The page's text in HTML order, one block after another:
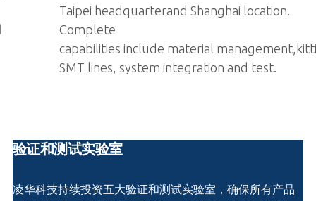
Taipei headquarterand Shanghai location.
Complete
capabilities include material management,kitting,
SMT lines, system integration and test.
验证和测试实验室
凌华科技持续投资五大验证和测试实验室，确保所有产品